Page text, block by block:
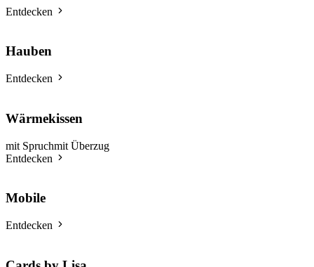
Entdecken
Hauben
Entdecken
Wärmekissen
mit Spruchmit Überzug
Entdecken
Mobile
Entdecken